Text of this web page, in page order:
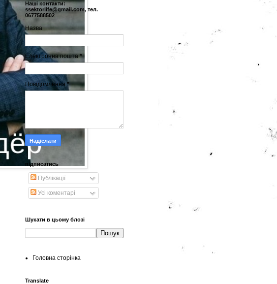
Наші контакти:
ssektorlife@gmail.com, тел.
0677588502
Назва
Електронна пошта*
Повідомлення *
підписатись
Публікації
Усі коментарі
Шукати в цьому блозі
Головна сторінка
Translate